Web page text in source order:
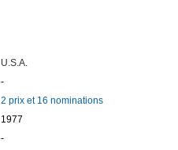
U.S.A.
-
2 prix et 16 nominations
1977
-